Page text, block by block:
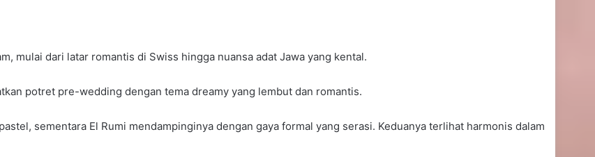
mulai dari latar romantis di Swiss hingga nuansa adat Jawa yang kental.
potret pre-wedding dengan tema dreamy yang lembut dan romantis.
sementara El Rumi mendampinginya dengan gaya formal yang serasi. Keduanya terlihat harmonis dalam